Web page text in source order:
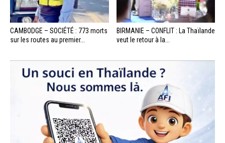
CAMBODGE – SOCIÉTÉ : 773 morts
sur les routes au premier...
BIRMANIE – CONFLIT : La Thaïlande
veut le retour à la...